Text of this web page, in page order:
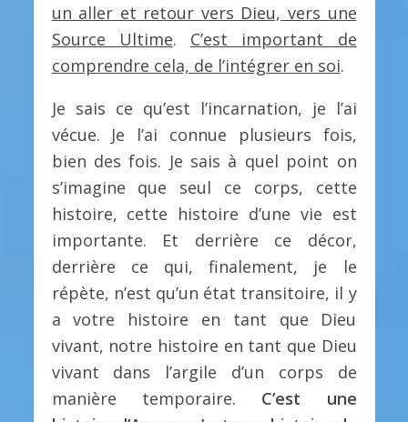
un aller et retour vers Dieu, vers une
Source Ultime. C’est important de
comprendre cela, de l’intégrer en soi.
Je sais ce qu’est l’incarnation, je l’ai
vécue. Je l’ai connue plusieurs fois,
bien des fois. Je sais à quel point on
s’imagine que seul ce corps, cette
histoire, cette histoire d’une vie est
importante. Et derrière ce décor,
derrière ce qui, finalement, je le
répète, n’est qu’un état transitoire, il y
a votre histoire en tant que Dieu
vivant, notre histoire en tant que Dieu
vivant dans l’argile d’un corps de
manière temporaire. C’est une